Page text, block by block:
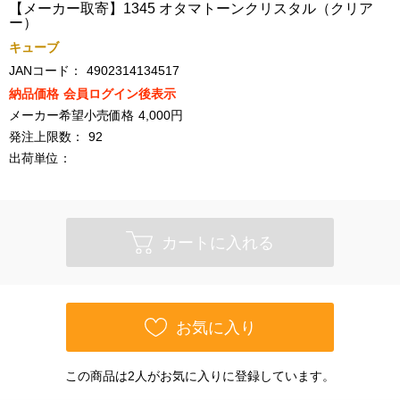
【メーカー取寄】1345 オタマトーンクリスタル（クリア
ー）
キューブ
JANコード：
4902314134517
納品価格 会員ログイン後表示
メーカー希望小売価格 4,000円
発注上限数：
92
出荷単位：
カートに入れる
お気に入り
この商品は2人がお気に入りに登録しています。